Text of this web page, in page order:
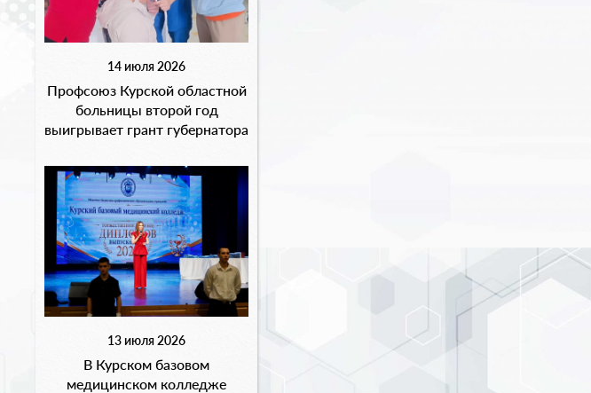
14 июля 2026
Профсоюз Курской областной
больницы второй год
выигрывает грант губернатора
13 июля 2026
В Курском базовом
медицинском колледже